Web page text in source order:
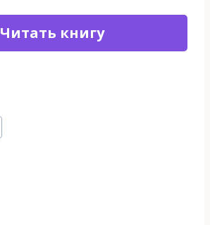
Читать книгу